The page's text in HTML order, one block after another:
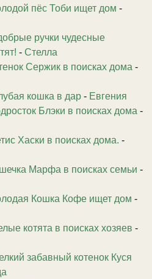
пёс Тоби ищет дом -
ручки чудесные
- Стелла
Сержик в поисках дома -
кошка в дар - Евгения
Блэки в поисках дома -
Хаски в поисках дома. -
Марфа в поисках семьи -
Кошка Кофе ищет дом -
котята в поисках хозяев -
забавный котенок Куся